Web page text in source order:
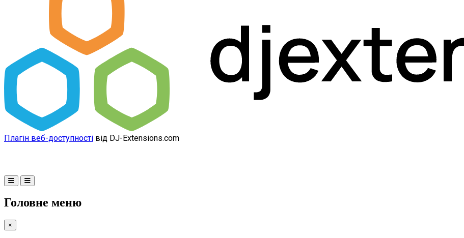
Плагін веб-доступності від DJ-Extensions.com
Головне меню
×